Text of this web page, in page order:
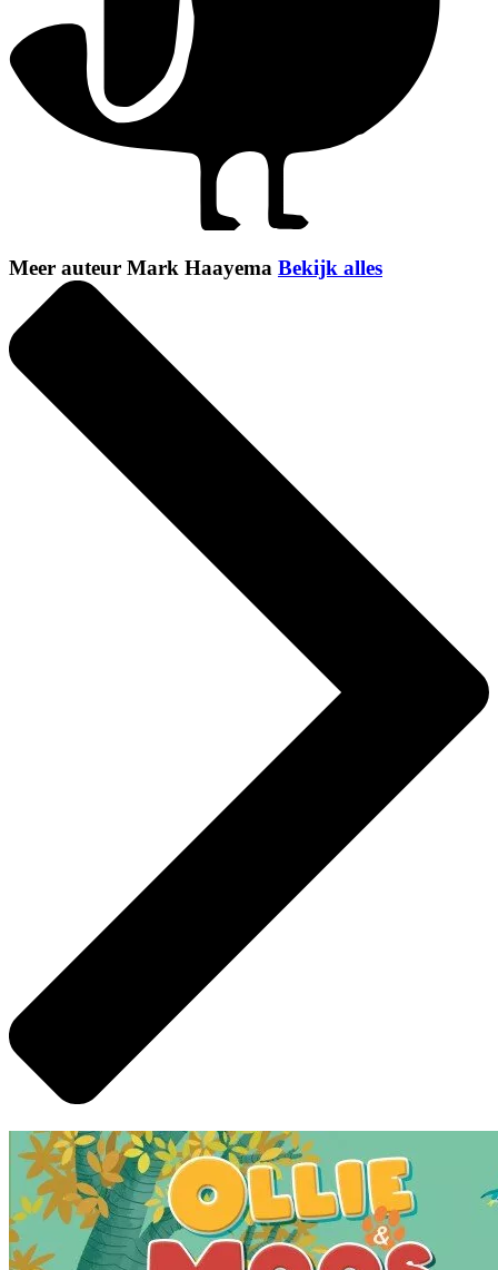
Meer auteur Mark Haayema Bekijk alles